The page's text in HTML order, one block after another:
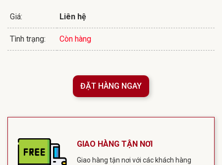
Giá: Liên hệ
Tình trạng: Còn hàng
ĐẶT HÀNG NGAY
GIAO HÀNG TẬN NƠI
Giao hàng tận nơi với các khách hàng